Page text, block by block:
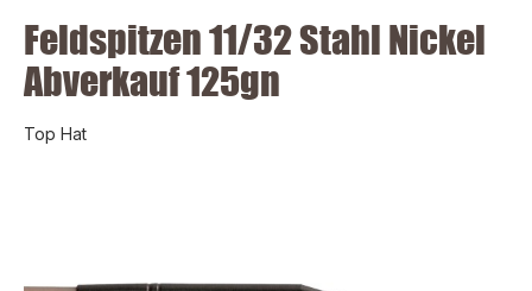
Feldspitzen 11/32 Stahl Nickel
Abverkauf 125gn
Top Hat